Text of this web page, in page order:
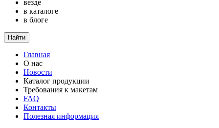
везде
в каталоге
в блоге
Найти
Главная
О нас
Новости
Каталог продукции
Требования к макетам
FAQ
Контакты
Полезная информация